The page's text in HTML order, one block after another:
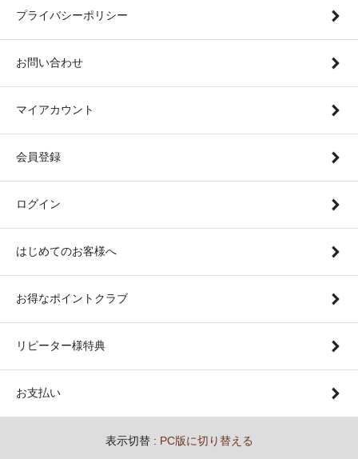
プライバシーポリシー
お問い合わせ
マイアカウント
会員登録
ログイン
はじめてのお客様へ
お得なポイントクラブ
リピーター様特典
お支払い
表示切替 : PC版に切り替える